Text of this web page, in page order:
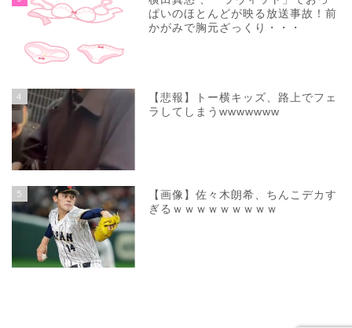
ぱいのほとんどが映る放送事故！前
かがみで胸元ざっくり・・・
4
【悲報】トー横キッズ、路上でフェ
ラしてしまうwwwwwww
5
【画像】佐々木朗希、ちんこデカす
ぎるｗｗｗｗｗｗｗｗｗ